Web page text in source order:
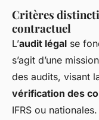
Critères
contractuel
L’audit légal se
s’agit d’une
des audits, visant
vérification des
IFRS ou nationales.